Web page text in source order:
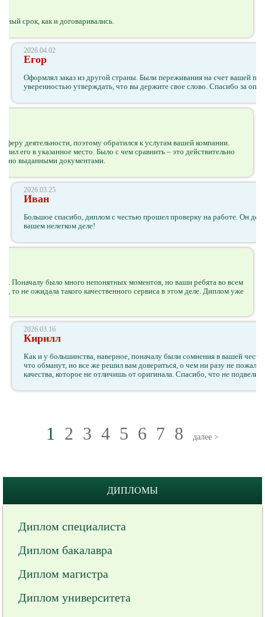
срок, как и договаривались.
2026.04.02
Егор
Оформлял заказ из другой страны. Были переживания на счет вашей
уверенностью утверждать, что вы держите свое слово. Спасибо за
деятельности, поэтому обратился к услугам вашей компании.
его в указанное место. Было с чем сравнить – это действительно
выданными документами.
2026.03.25
Иван
Большое спасибо, диплом с честью прошел проверку на работе. Он
вашем нелегком деле!
Поначалу было много непонятных моментов, но ваши ребята во всем
то не ожидала такого качественного сервиса в этом деле. Диплом уже
2026.03.16
Кирилл
Как и у большинства, наверное, поначалу были сомнения в вашей
что обманут, но все же решил вам довериться, о чем ни разу не
качества, которое не отличишь от оригинала. Спасибо, что не подвели!
1 2 3 4 5 6 7 8 далее >
ДИПЛОМЫ
Диплом специалиста
Диплом бакалавра
Диплом магистра
Диплом университета